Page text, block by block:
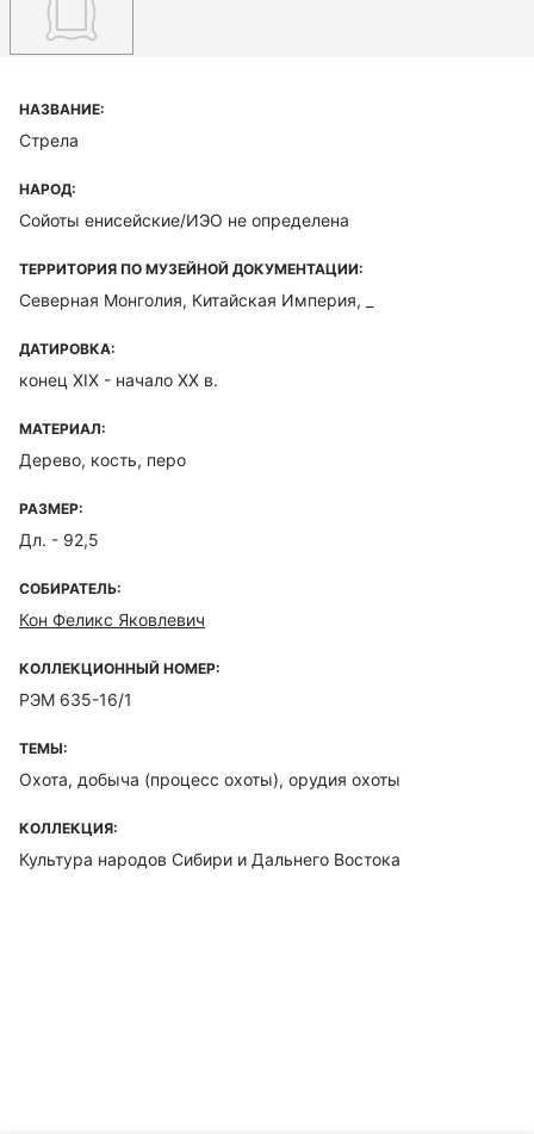
НАЗВАНИЕ:
Стрела
НАРОД:
Сойоты енисейские/ИЭО не определена
ТЕРРИТОРИЯ ПО МУЗЕЙНОЙ ДОКУМЕНТАЦИИ:
Северная Монголия, Китайская Империя, _
ДАТИРОВКА:
конец XIX - начало ХХ в.
МАТЕРИАЛ:
Дерево, кость, перо
РАЗМЕР:
Дл. - 92,5
СОБИРАТЕЛЬ:
Кон Феликс Яковлевич
КОЛЛЕКЦИОННЫЙ НОМЕР:
РЭМ 635-16/1
ТЕМЫ:
Охота, добыча (процесс охоты), орудия охоты
КОЛЛЕКЦИЯ:
Культура народов Сибири и Дальнего Востока